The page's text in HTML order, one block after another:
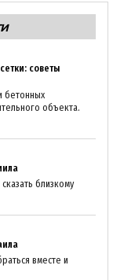
советы
бетонных
объекта.
близкому
вместе и